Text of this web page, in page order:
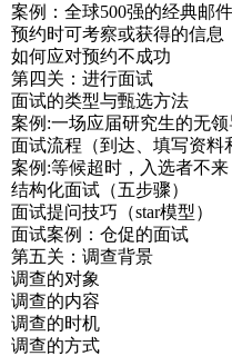
案例：全球500强的经典邮
预约时可考察或获得的信息
如何应对预约不成功
第四关：进行面试
面试的类型与甄选方法
案例:一场应届研究生的无
面试流程（到达、填写资料
案例:等候超时，入选者不来
结构化面试（五步骤）
面试提问技巧（star模型）
面试案例：仓促的面试
第五关：调查背景
调查的对象
调查的内容
调查的时机
调查的方式